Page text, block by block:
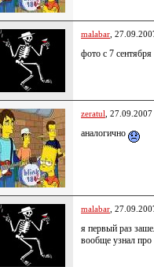
malabar ,
фото с 7
zeratul ,
аналогично
malabar ,
я первый раз
вообще узнал про